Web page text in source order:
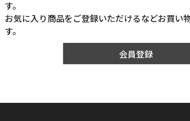
す。
お気に入り商品をご登録いただけるなどお買い
す。
会員登録